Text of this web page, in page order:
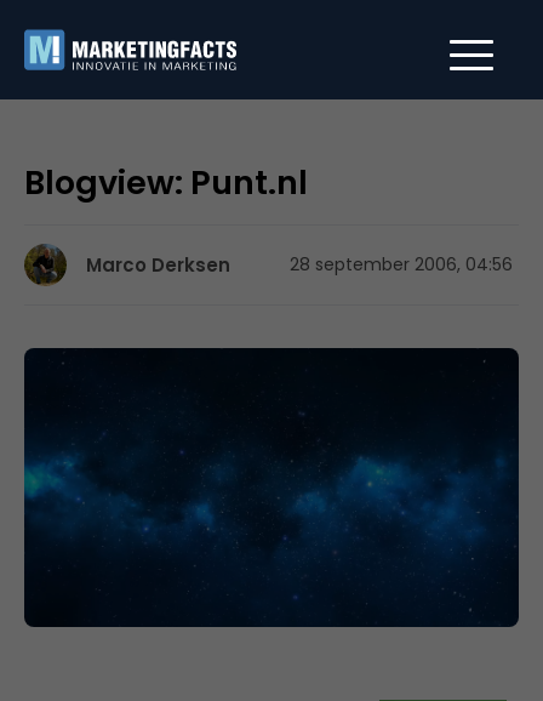
Blogview: Punt.nl
Marco Derksen 28 september 2006, 04:56